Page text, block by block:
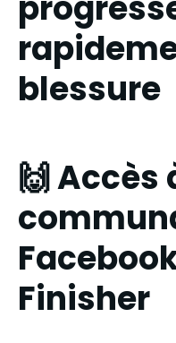
blessure
🙌 Accès
Finisher